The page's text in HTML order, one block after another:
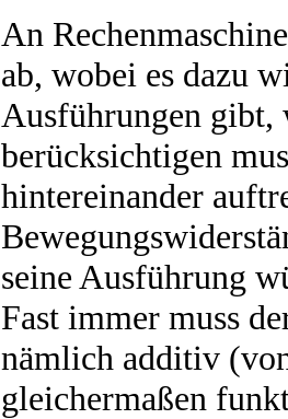
An
ab, wobei es dazu
Ausführungen gibt,
berücksichtigen
hintereinander
seine Ausführung
Fast immer muss
nämlich additiv
gleichermaßen